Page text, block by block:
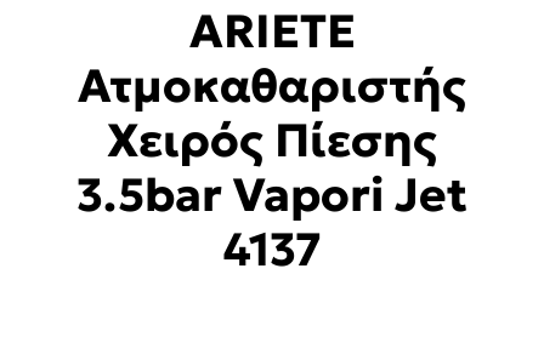
ARIETE
Ατμοκαθαριστής
Χειρός Πίεσης
3.5bar Vapori Jet
4137